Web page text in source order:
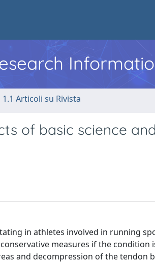
1.1 Articoli su Rivista
of basic science
in athletes involved in running
measures if the condition
and decompression of the tendon